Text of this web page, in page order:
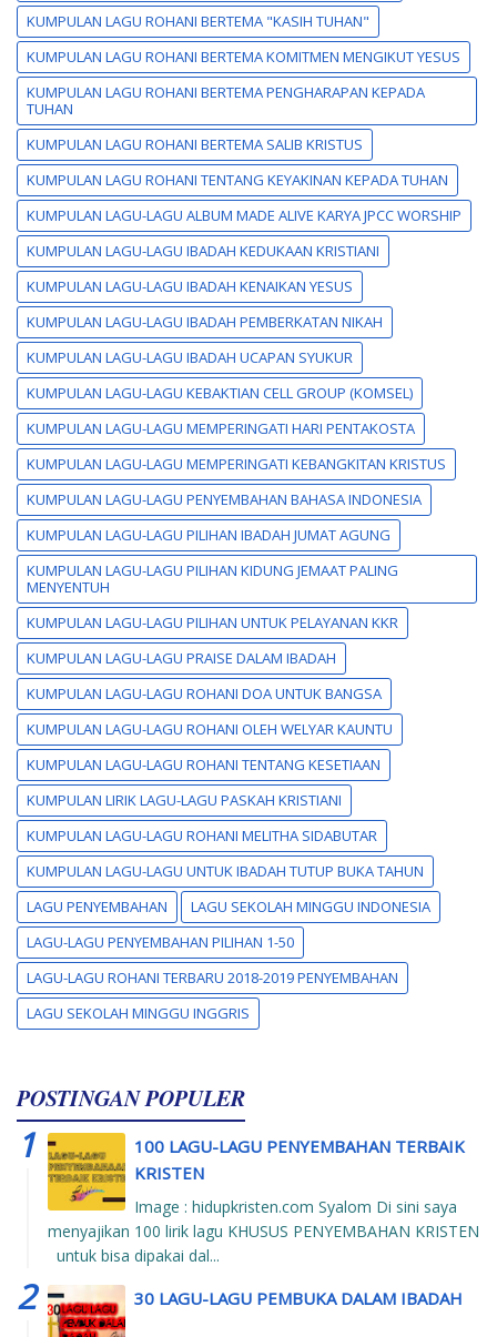
KUMPULAN LAGU ROHANI BERTEMA "KASIH TUHAN"
KUMPULAN LAGU ROHANI BERTEMA KOMITMEN MENGIKUT YESUS
KUMPULAN LAGU ROHANI BERTEMA PENGHARAPAN KEPADA
TUHAN
KUMPULAN LAGU ROHANI BERTEMA SALIB KRISTUS
KUMPULAN LAGU ROHANI TENTANG KEYAKINAN KEPADA TUHAN
KUMPULAN LAGU-LAGU ALBUM MADE ALIVE KARYA JPCC WORSHIP
KUMPULAN LAGU-LAGU IBADAH KEDUKAAN KRISTIANI
KUMPULAN LAGU-LAGU IBADAH KENAIKAN YESUS
KUMPULAN LAGU-LAGU IBADAH PEMBERKATAN NIKAH
KUMPULAN LAGU-LAGU IBADAH UCAPAN SYUKUR
KUMPULAN LAGU-LAGU KEBAKTIAN CELL GROUP (KOMSEL)
KUMPULAN LAGU-LAGU MEMPERINGATI HARI PENTAKOSTA
KUMPULAN LAGU-LAGU MEMPERINGATI KEBANGKITAN KRISTUS
KUMPULAN LAGU-LAGU PENYEMBAHAN BAHASA INDONESIA
KUMPULAN LAGU-LAGU PILIHAN IBADAH JUMAT AGUNG
KUMPULAN LAGU-LAGU PILIHAN KIDUNG JEMAAT PALING
MENYENTUH
KUMPULAN LAGU-LAGU PILIHAN UNTUK PELAYANAN KKR
KUMPULAN LAGU-LAGU PRAISE DALAM IBADAH
KUMPULAN LAGU-LAGU ROHANI DOA UNTUK BANGSA
KUMPULAN LAGU-LAGU ROHANI OLEH WELYAR KAUNTU
KUMPULAN LAGU-LAGU ROHANI TENTANG KESETIAAN
KUMPULAN LIRIK LAGU-LAGU PASKAH KRISTIANI
KUMPULAN LAGU-LAGU ROHANI MELITHA SIDABUTAR
KUMPULAN LAGU-LAGU UNTUK IBADAH TUTUP BUKA TAHUN
LAGU PENYEMBAHAN
LAGU SEKOLAH MINGGU INDONESIA
LAGU-LAGU PENYEMBAHAN PILIHAN 1-50
LAGU-LAGU ROHANI TERBARU 2018-2019 PENYEMBAHAN
LAGU SEKOLAH MINGGU INGGRIS
POSTINGAN POPULER
100 LAGU-LAGU PENYEMBAHAN TERBAIK
KRISTEN
Image : hidupkristen.com Syalom Di sini saya
menyajikan 100 lirik lagu KHUSUS PENYEMBAHAN KRISTEN
untuk bisa dipakai dal...
30 LAGU-LAGU PEMBUKA DALAM IBADAH